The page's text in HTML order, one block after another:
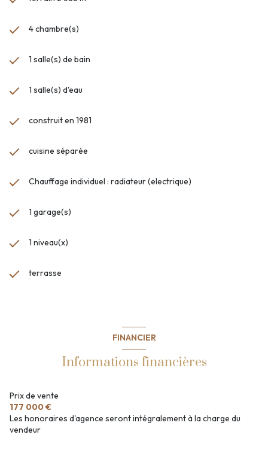
4 chambre(s)
1 salle(s) de bain
1 salle(s) d'eau
construit en 1981
cuisine séparée
Chauffage individuel : radiateur (electrique)
1 garage(s)
1 niveau(x)
terrasse
FINANCIER
Informations financières
Prix de vente
177 000 €
Les honoraires d'agence seront intégralement à la charge du
vendeur